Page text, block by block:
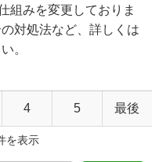
組みを変更しておりま
対処法など、詳しくは
。
4 5 最後
を表示